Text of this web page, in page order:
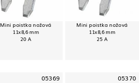
Mini poistka nožová
11x8,6 mm
20 A
Mini poistka nožová
11x8,6 mm
25 A
05369 05370